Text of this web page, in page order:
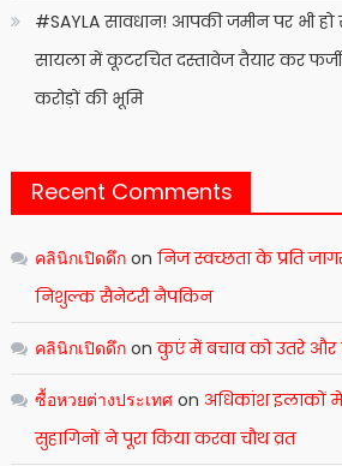
#SAYLA सावधान! आपकी जमीन पर भी हो
सायला में कूटरचित दस्तावेज तैयार कर फर्जी
करोड़ों की भूमि
Recent Comments
คลินิกเปิดดึกon निज स्वच्छता के प्रति
निशुल्क सैनेटरी नैपकिन
คลินิกเปิดดึกonकुएं में बचाव को उतरे और
ซื้อหวยต่างประเทศon अधिकांश इलाकों में
सुहागिनों ने पूरा किया करवा चौथ व्रत